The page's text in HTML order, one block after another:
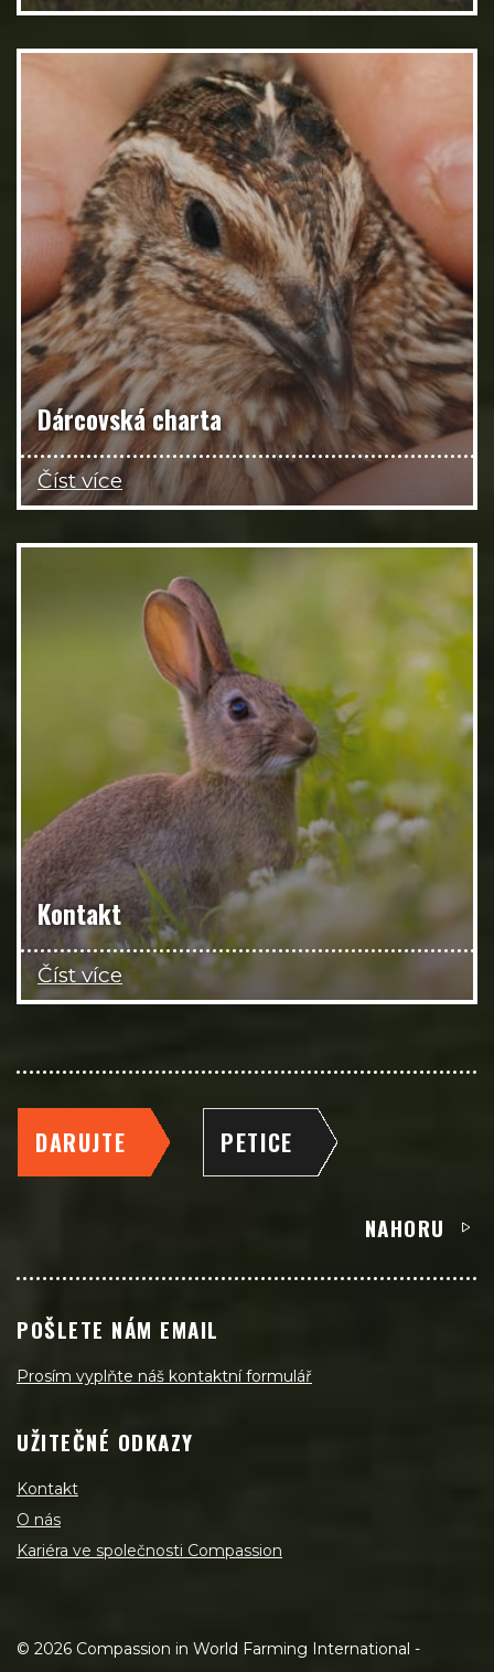
Dárcovská charta
Číst více
Kontakt
Číst více
DARUJTE PETICE
NAHORU
POŠLETE NÁM EMAIL
Prosím vyplňte náš kontaktní formulář
UŽITEČNÉ ODKAZY
Kontakt
O nás
Kariéra ve společnosti Compassion
© 2026 Compassion in World Farming International -